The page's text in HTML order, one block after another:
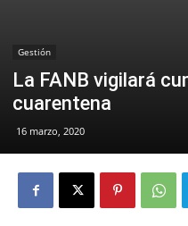
Gestión
La FANB vigilará
cuarentena
16 marzo, 2020